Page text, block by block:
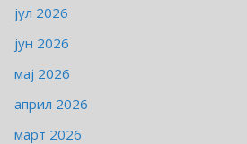
јул 2026
јун 2026
мај 2026
април 2026
март 2026